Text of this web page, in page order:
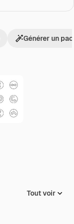
Générer un
Tout voir